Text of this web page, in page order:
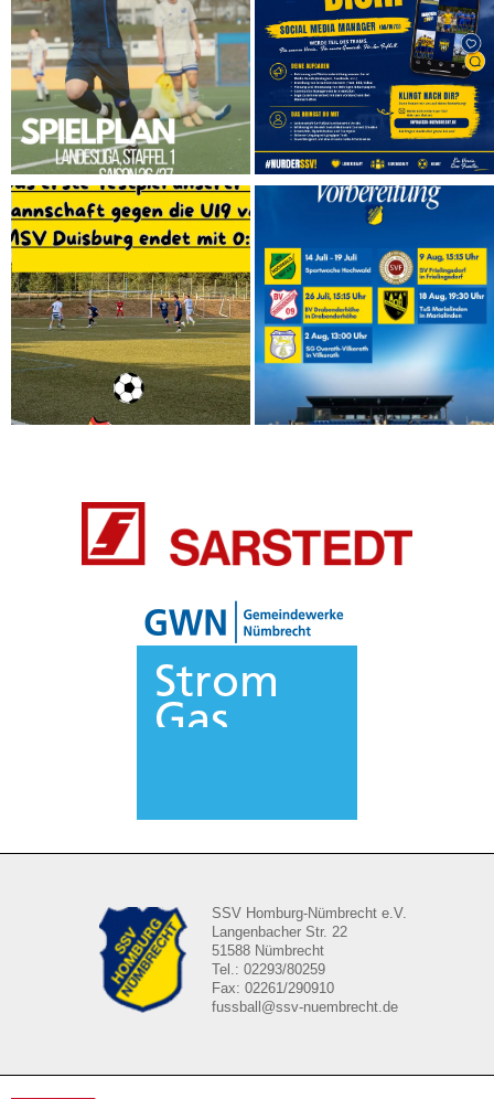
SSV Homburg-Nümbrecht e.V.
Langenbacher Str. 22
51588 Nümbrecht
Tel.: 02293/80259
Fax: 02261/290910
fussball@ssv-nuembrecht.de